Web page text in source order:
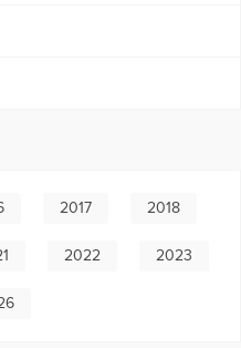
2017 2018
2022 2023